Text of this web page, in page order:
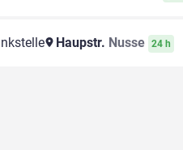
Haupstr. Nusse 24 h